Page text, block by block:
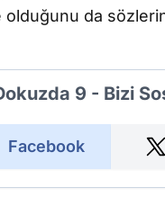
da
9 - Bizi
Facebook